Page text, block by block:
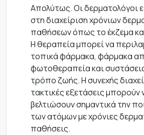
Απολύτως. Οι δερματολόγοι
στη διαχείριση χρόνιων
παθήσεων όπως το έκζεμα
Η θεραπεία μπορεί να
τοπικά φάρμακα, φάρμακα
φωτοθεραπεία και
τρόπο ζωής. Η συνεχής
τακτικές εξετάσεις μπορούν
βελτιώσουν σημαντικά την
των ατόμων με χρόνιες
παθήσεις.